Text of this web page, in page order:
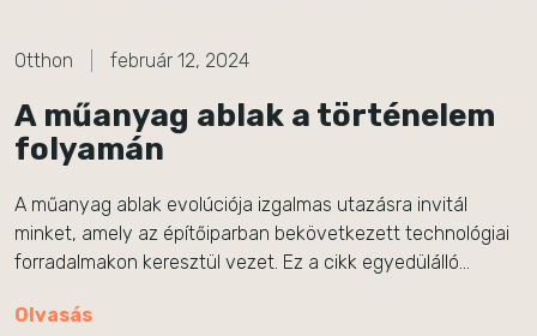
Otthon február 12, 2024
A műanyag ablak a történelem
folyamán
A műanyag ablak evolúciója izgalmas utazásra invitál
minket, amely az építőiparban bekövetkezett technológiai
forradalmakon keresztül vezet. Ez a cikk egyedülálló…
Olvasás